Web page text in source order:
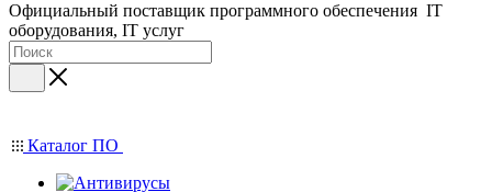
Официальный поставщик программного обеспечения IT
оборудования, IT услуг
Каталог ПО